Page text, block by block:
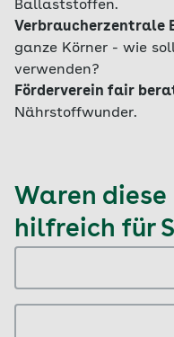
Ballaststoffen.
Verbraucherzentrale
ganze Körner - wie
verwenden?
Förderverein fair
Nährstoffwunder.
Waren
hilfreich für